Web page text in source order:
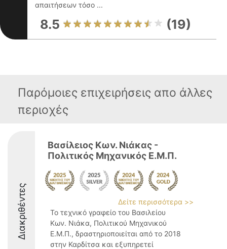
απαιτήσεων τόσο ...
8.5 (19)
Παρόμοιες επιχειρήσεις απο άλλες
περιοχές
Διακριθέντες
Βασίλειος Κων. Νιάκας -
Πολιτικός Μηχανικός Ε.Μ.Π.
Δείτε περισσότερα >>
Το τεχνικό γραφείο του Βασιλείου
Κων. Νιάκα, Πολιτικού Μηχανικού
Ε.Μ.Π., δραστηριοποιείται από το 2018
στην Καρδίτσα και εξυπηρετεί